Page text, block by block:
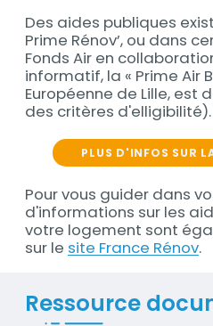
Des aides publiques
Prime Rénov’, ou dans
Fonds Air en
informatif, la « Prime Air
Européenne de Lille, est
des critères d'elligibilité).
PLUS D'INFOS SUR
Pour vous guider dans
d'informations sur les
votre logement sont
sur le site France Rénov.
Ressource